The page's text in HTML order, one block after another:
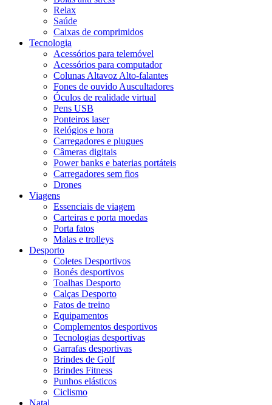
Relax
Saúde
Caixas de comprimidos
Tecnologia
Acessórios para telemóvel
Acessórios para computador
Colunas Altavoz Alto-falantes
Fones de ouvido Auscultadores
Óculos de realidade virtual
Pens USB
Ponteiros laser
Relógios e hora
Carregadores e plugues
Câmeras digitais
Power banks e baterias portáteis
Carregadores sem fios
Drones
Viagens
Essenciais de viagem
Carteiras e porta moedas
Porta fatos
Malas e trolleys
Desporto
Coletes Desportivos
Bonés desportivos
Toalhas Desporto
Calças Desporto
Fatos de treino
Equipamentos
Complementos desportivos
Tecnologias desportivas
Garrafas desportivas
Brindes de Golf
Brindes Fitness
Punhos elásticos
Ciclismo
Natal